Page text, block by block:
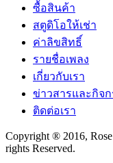
ซื้อสินค้า
สตูดิโอให้เช่า
ค่าลิขสิทธิ์
รายชื่อเพลง
เกี่ยวกับเรา
ข่าวสารและกิจก
ติดต่อเรา
Copyright ® 2016,
rights Reserved.